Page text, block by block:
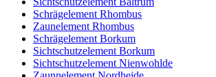
Schrägelement Rhombus
Zaunelement Rhombus
Schrägelement Borkum
Sichtschutzelement Borkum
Sichtschutzelement Nienwohlde